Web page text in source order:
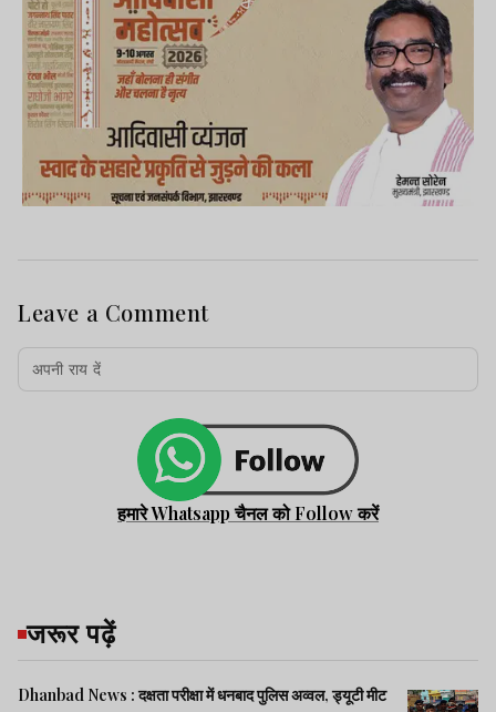
Leave a Comment
हमारे Whatsapp चैनल को Follow करें
जरूर पढ़ें
Dhanbad News : दक्षता परीक्षा में धनबाद पुलिस अव्वल, ड्यूटी मीट